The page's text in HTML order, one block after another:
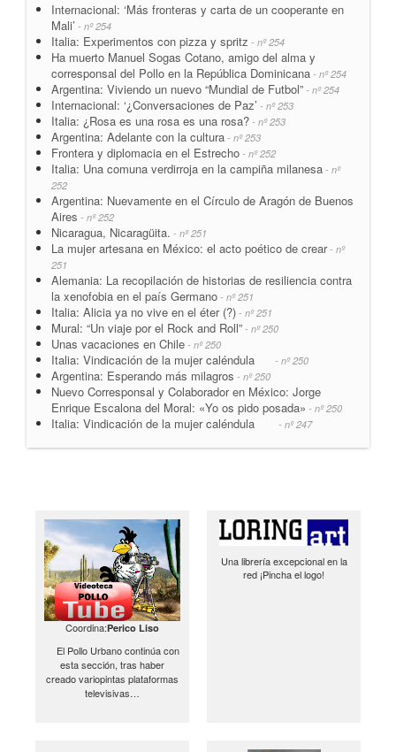
Internacional: ‘Más fronteras y carta de un cooperante en
Mali’ - nº 254
Italia: Experimentos con pizza y spritz - nº 254
Ha muerto Manuel Sogas Cotano, amigo del alma y
corresponsal del Pollo en la República Dominicana - nº 254
Argentina: Viviendo un nuevo “Mundial de Futbol” - nº 254
Internacional: ‘¿Conversaciones de Paz’ - nº 253
Italia: ¿Rosa es una rosa es una rosa? - nº 253
Argentina: Adelante con la cultura - nº 253
Frontera y diplomacia en el Estrecho - nº 252
Italia: Una comuna verdirroja en la campiña milanesa - nº
252
Argentina: Nuevamente en el Círculo de Aragón de Buenos
Aires - nº 252
Nicaragua, Nicaragüita. - nº 251
La mujer artesana en México: el acto poético de crear- nº
251
Alemania: La recopilación de historias de resiliencia contra
la xenofobia en el país Germano - nº 251
Italia: Alicia ya no vive en el éter (?) - nº 251
Mural: “Un viaje por el Rock and Roll” - nº 250
Unas vacaciones en Chile - nº 250
Italia: Vindicación de la mujer caléndula - nº 250
Argentina: Esperando más milagros - nº 250
Nuevo Corresponsal y Colaborador en México: Jorge
Enrique Escalona del Moral: «Yo os pido posada» - nº 250
Italia: Vindicación de la mujer caléndula - nº 247
Coordina:Perico Liso
El Pollo Urbano continúa con
esta sección, tras haber
creado variopintas plataformas
televisivas…
Una librería excepcional en la
red ¡Pincha el logo!